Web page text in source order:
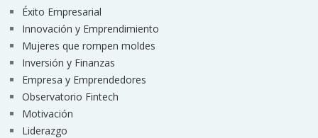
Éxito Empresarial
Innovación y Emprendimiento
Mujeres que rompen moldes
Inversión y Finanzas
Empresa y Emprendedores
Observatorio Fintech
Motivación
Liderazgo